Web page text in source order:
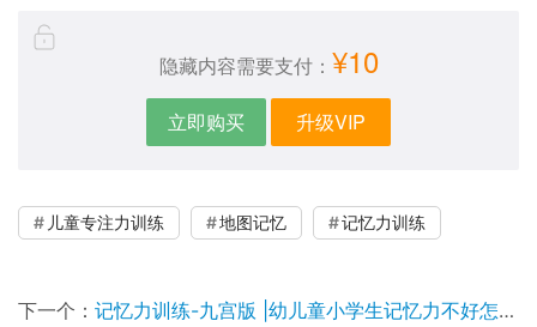
隐藏内容需要支付： ¥10
立即购买 升级VIP
儿童专注力训练 地图记忆 记忆力训练
下一个： 记忆力训练-九宫版 |幼儿童小学生记忆力不好怎么办